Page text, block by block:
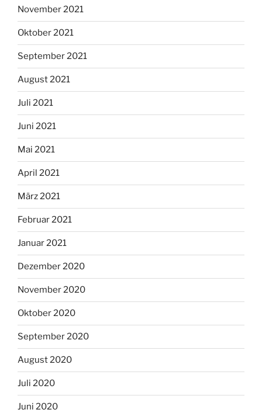
November 2021
Oktober 2021
September 2021
August 2021
Juli 2021
Juni 2021
Mai 2021
April 2021
März 2021
Februar 2021
Januar 2021
Dezember 2020
November 2020
Oktober 2020
September 2020
August 2020
Juli 2020
Juni 2020